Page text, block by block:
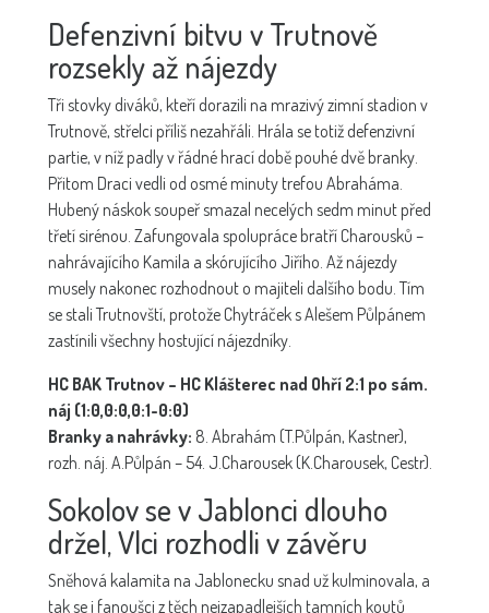
Defenzivní bitvu v Trutnově
rozsekly až nájezdy
Tři stovky diváků, kteří dorazili na mrazivý zimní stadion v
Trutnově, střelci příliš nezahřáli. Hrála se totiž defenzivní
partie, v níž padly v řádné hrací době pouhé dvě branky.
Přitom Draci vedli od osmé minuty trefou Abraháma.
Hubený náskok soupeř smazal necelých sedm minut před
třetí sirénou. Zafungovala spolupráce bratří Charousků –
nahrávajícího Kamila a skórujícího Jiřího. Až nájezdy
musely nakonec rozhodnout o majiteli dalšího bodu. Tím
se stali Trutnovští, protože Chytráček s Alešem Půlpánem
zastínili všechny hostující nájezdníky.
HC BAK Trutnov – HC Klášterec nad Ohří 2:1 po sám.
náj (1:0,0:0,0:1-0:0)
Branky a nahrávky: 8. Abrahám (T.Půlpán, Kastner),
rozh. náj. A.Půlpán – 54. J.Charousek (K.Charousek, Cestr).
Sokolov se v Jablonci dlouho
držel, Vlci rozhodli v závěru
Sněhová kalamita na Jablonecku snad už kulminovala, a
tak se i fanoušci z těch nejzapadlejších tamních koutů